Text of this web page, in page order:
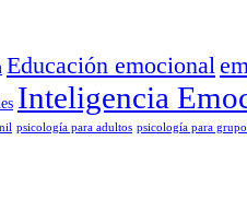
Educación emocional
Inteligencia
psicología para adultos psicología para